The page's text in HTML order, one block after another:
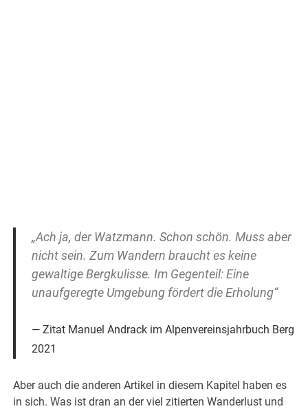
„Ach ja, der Watzmann. Schon schön. Muss aber
nicht sein. Zum Wandern braucht es keine
gewaltige Bergkulisse. Im Gegenteil: Eine
unaufgeregte Umgebung fördert die Erholung“
Zitat Manuel Andrack im Alpenvereinsjahrbuch Berg
2021
Aber auch die anderen Artikel in diesem Kapitel haben es
in sich. Was ist dran an der viel zitierten Wanderlust und